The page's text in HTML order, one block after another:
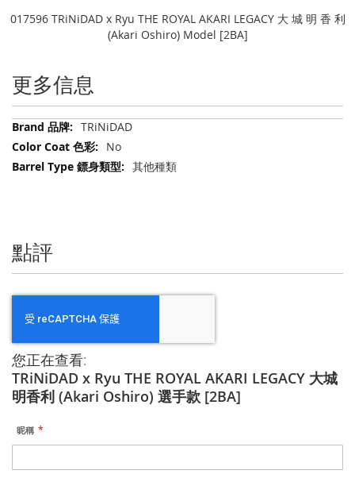
017596 TRiNiDAD x Ryu THE ROYAL AKARI LEGACY 大 城 明 香 利
(Akari Oshiro) Model [2BA]
更多信息
更
多
息
TRiNiDAD
No
其他種類
點評
您正在查看:
TRiNiDAD x Ryu THE ROYAL AKARI LEGACY 大城
明香利 (Akari Oshiro) 選手款 [2BA]
昵稱